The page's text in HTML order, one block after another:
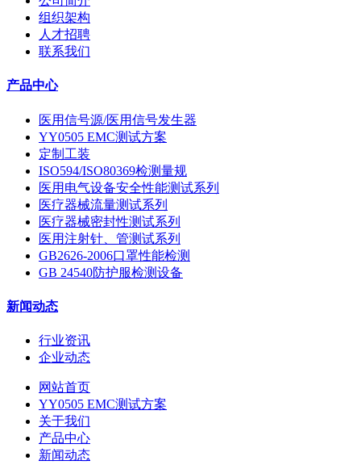
组织架构
人才招聘
联系我们
产品中心
医用信号源/医用信号发生器
YY0505 EMC测试方案
定制工装
ISO594/ISO80369检测量规
医用电气设备安全性能测试系列
医疗器械流量测试系列
医疗器械密封性测试系列
医用注射针、管测试系列
GB2626-2006口罩性能检测
GB 24540防护服检测设备
新闻动态
行业资讯
企业动态
网站首页
YY0505 EMC测试方案
关于我们
产品中心
新闻动态